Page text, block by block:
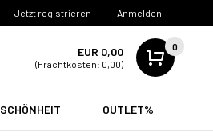
Jetzt registrieren Anmelden
EUR 0,00
(Frachtkosten: 0,00)
0
SCHÖNHEIT OUTLET%